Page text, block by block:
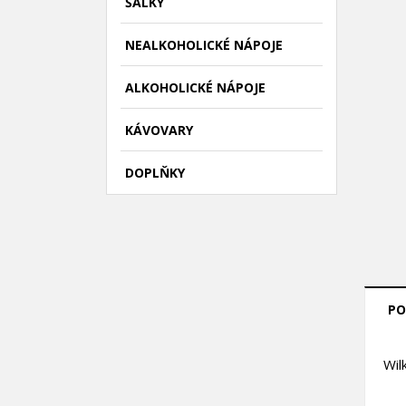
NEALKOHOLICKÉ NÁPOJE
ALKOHOLICKÉ NÁPOJE
KÁVOVARY
DOPLŇKY